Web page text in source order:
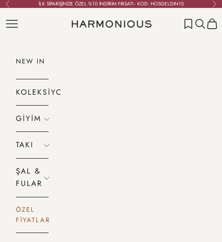
İçeriğe geç
Geri İLK SİPARİŞİNİZE ÖZEL %10 İNDİRİM FIRSATI - KOD: HOSGELDIN10 İleri
HARMONIOUS
Menü Ara Sepet
NEW IN
KOLEKSİYONLAR
GİYİM
TAKI
ŞAL &
FULAR
ÖZEL
FİYATLAR